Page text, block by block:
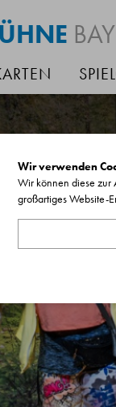
Wir verwenden
Wir können diese zur
großartiges Website-